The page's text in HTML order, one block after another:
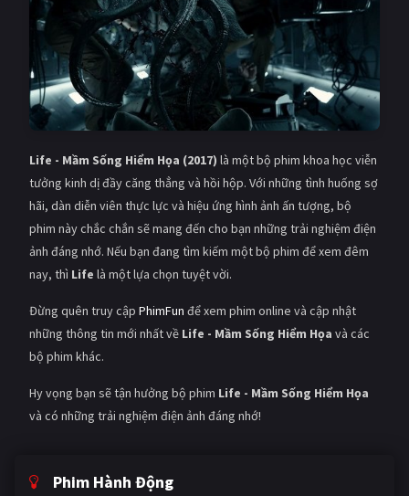
Life - Mầm Sống Hiểm Họa (2017) là một bộ phim khoa học viễn
tưởng kinh dị đầy căng thẳng và hồi hộp. Với những tình huống sợ
hãi, dàn diễn viên thực lực và hiệu ứng hình ảnh ấn tượng, bộ
phim này chắc chắn sẽ mang đến cho bạn những trải nghiệm điện
ảnh đáng nhớ. Nếu bạn đang tìm kiếm một bộ phim để xem đêm
nay, thì Life là một lựa chọn tuyệt vời.
Đừng quên truy cập PhimFun để xem phim online và cập nhật
những thông tin mới nhất về Life - Mầm Sống Hiểm Họa và các
bộ phim khác.
Hy vọng bạn sẽ tận hưởng bộ phim Life - Mầm Sống Hiểm Họa
và có những trải nghiệm điện ảnh đáng nhớ!
Phim Hành Động